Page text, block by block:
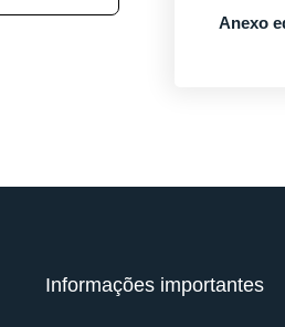
Anexo
Informações importantes